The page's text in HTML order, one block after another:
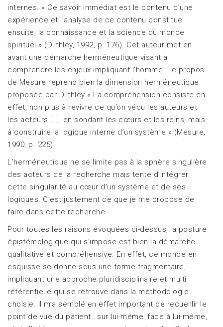
internes. « Ce savoir immédiat est le contenu d’une
expérience et l’analyse de ce contenu constitue
ensuite, la connaissance et la science du monde
spirituel » (Dilthley, 1992, p. 176). Cet auteur met en
avant une démarche herméneutique visant à
comprendre les enjeux impliquant l’homme. Le propos
de Mesure reprend bien la dimension herméneutique
proposée par Dilthley « La compréhension consiste en
effet, non plus à revivre ce qu’on vécu les auteurs et
les acteurs […], en sondant les cœurs et les reins, mais
à construire la logique interne d’un système » (Mesure,
1990, p. 225).
L’herméneutique ne se limite pas à la sphère singulière
des acteurs de la recherche mais tente d’intégrer
cette singularité au cœur d’un système et de ses
logiques. C’est justement ce que je me propose de
faire dans cette recherche.
Pour toutes les raisons évoquées ci-dessus, la posture
épistémologique qui s’impose est bien la démarche
qualitative et compréhensive. En effet, ce monde en
esquisse se donne sous une forme fragmentaire,
impliquant une approche pluridisciplinaire et multi
référentielle qui se retrouve dans la méthodologie
choisie. Il m’a semblé en effet important de recueillir le
point de vue du patient : sur lui-même, face à lui-même,